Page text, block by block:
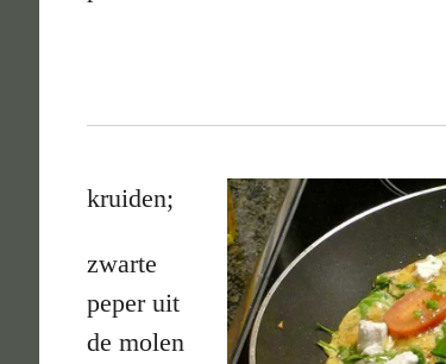
kruiden;
zwarte
peper uit
de molen